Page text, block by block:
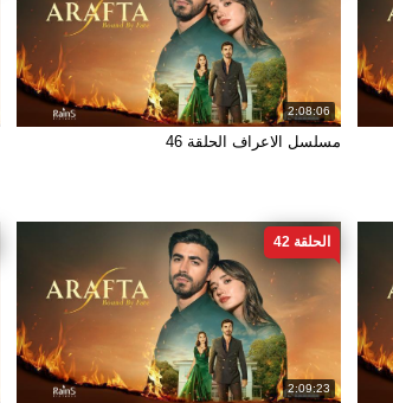
2:08:06
مسلسل الاعراف الحلقة 46
2:09:23
الحلقة 42